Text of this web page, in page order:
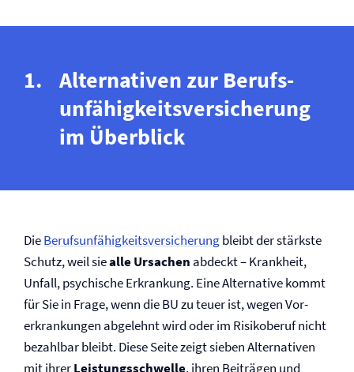
Alternativen zur Berufs­
unfähigkeits­versicherung
im Überblick
DieBerufs­unfähigkeits­versicherungbleibt der stärkste
Schutz, weil siealle Ursachen abdeckt – Krankheit,
Unfall, psychische Erkrankung. Eine Alternative kommt
für Sie in Frage, wenn die BU zu teuer ist, wegen Vor­
erkrankungen abgelehnt wird oder im Risikoberuf nicht
bezahlbar bleibt. Diese Seite zeigt sieben Alternativen
mit ihrerLeistungsschwelle, ihren Beiträgen und